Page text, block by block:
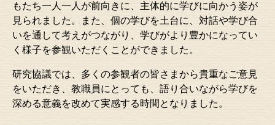
もたち一人一人が前向きに、主体的に学びに向かう姿が
見られました。また、個の学びを土台に、対話や学び合
いを通して考えがつながり、学びがより豊かになってい
く様子を参観いただくことができました。
研究協議では、多くの参観者の皆さまから貴重なご意見
をいただき、教職員にとっても、語り合いながら学びを
深める意義を改めて実感する時間となりました。